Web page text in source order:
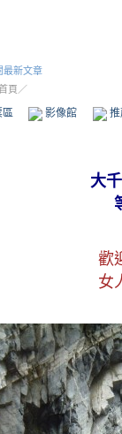
最新文章
頁／
影像館
大
歡
女